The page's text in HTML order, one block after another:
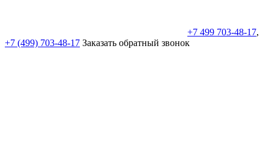
+7 499 703-48-17,
+7 (499) 703-48-17 Заказать обратный звонок